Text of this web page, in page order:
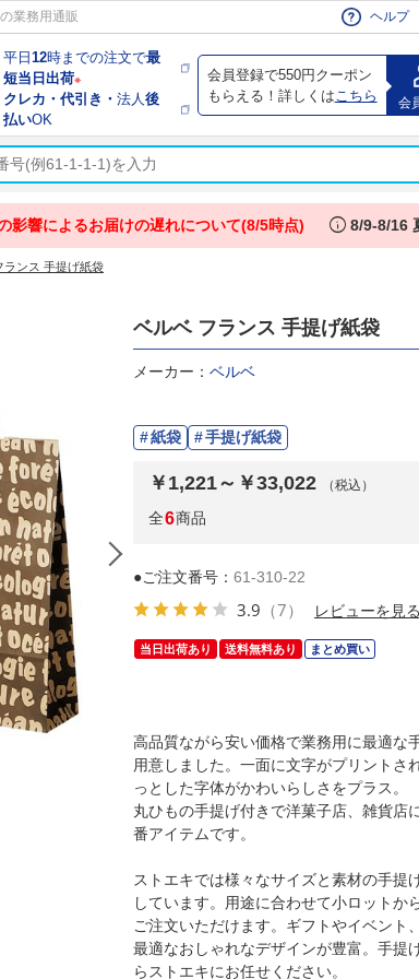
業務用通販 ヘルプ
平日12時までの注文で最
短当日出荷※
クレカ・代引き・法人後
払いOK
会員登録で550円クーポン
もらえる！詳しくは こちら 会
影響によるお届けの遅れについて(8/5時点) info 8/9-8/16
ランス 手提げ紙袋
(1)20×12×25cm
ベルベ フランス 手提げ紙袋
メーカー： ベルベ
紙袋 手提げ紙袋
￥1,221～￥33,022 （税込）
全6商品
●ご注文番号： 61-310-22
3.9 （7） レビューを見る
当日出荷あり 送料無料あり まとめ買い
高品質ながら安い価格で業務用に最適な
用意しました。一面に文字がプリントさ
っとした字体がかわいらしさをプラス。
丸ひもの手提げ付きで洋菓子店、雑貨店
番アイテムです。
ストエキでは様々なサイズと素材の手提
しています。用途に合わせて小ロットか
ご注文いただけます。ギフトやイベント
最適なおしゃれなデザインが豊富。手提
らストエキにお任せください。